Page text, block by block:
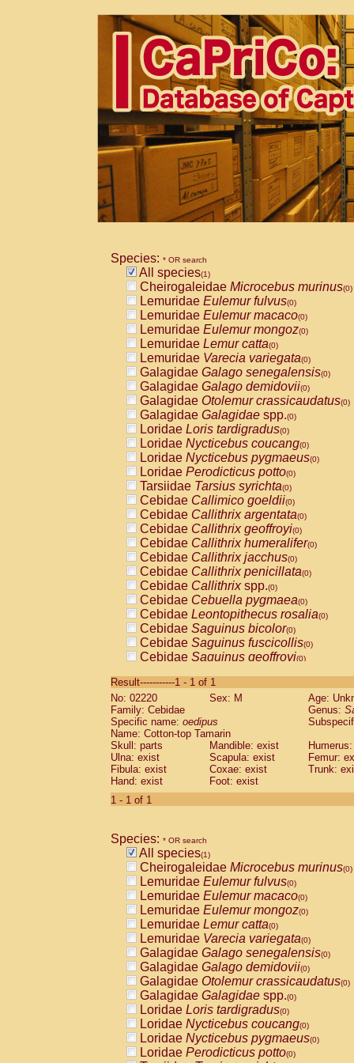
Species: * OR search
All species(1)
Cheirogaleidae Microcebus murinus(0)
Lemuridae Eulemur fulvus(0)
Lemuridae Eulemur macaco(0)
Lemuridae Eulemur mongoz(0)
Lemuridae Lemur catta(0)
Lemuridae Varecia variegata(0)
Galagidae Galago senegalensis(0)
Galagidae Galago demidovii(0)
Galagidae Otolemur crassicaudatus(0)
Galagidae Galagidae spp.(0)
Loridae Loris tardigradus(0)
Loridae Nycticebus coucang(0)
Loridae Nycticebus pygmaeus(0)
Loridae Perodicticus potto(0)
Tarsiidae Tarsius syrichta(0)
Cebidae Callimico goeldii(0)
Cebidae Callithrix argentata(0)
Cebidae Callithrix geoffroyi(0)
Cebidae Callithrix humeralifer(0)
Cebidae Callithrix jacchus(0)
Cebidae Callithrix penicillata(0)
Cebidae Callithrixspp.(0)
Cebidae Cebuella pygmaea(0)
Cebidae Leontopithecus rosalia(0)
Cebidae Saguinus bicolor(0)
Cebidae Saguinus fuscicollis(0)
Cebidae Saguinus geoffroyi(0)
CebidaeSaguinus labiatus(0)
Cebidae Saguinus leucopus (0)
Cebidae
CebidaeSaguinus mystax
Cebidae Saguinus nigricollis (0)
Cebidae Saguinus oedipus
Cebidae Saguinus weddelli
Cebidae Saguinusspp.
Cebidae
CebidaeCebus capucinus
CebidaeCebus nigrivittatus
CebidaeCebus spp.(0)
CebidaeSaimiri boliviensis(0)
CebidaeSaimiri sciureus(0)
AtelidaeAlouatta caraya(0)
AtelidaeAlouatta fusca(0)
AtelidaeAlouatta seniculus(0)
AtelidaeAlouattaspp.(0)
AtelidaeAteles belzebuth(0)
AtelidaeAteles geoffroyi(0)
AtelidaeAteles paniscus(0)
AtelidaeAtelesspp.(0)
AtelidaeLagothrix lagothricha(0)
AtelidaeLagothrix lagothricha cana
PitheciidaeCacajao calvus
Result-----------1 - 1 of 1
No: 02220
Sex: M
Age:
Family: Cebidae
Genus:
Specific name: oedipus
Name: Cotton-top Tamarin
Skull: parts
Mandible: exist
Ulna: exist
Scapula: exist
Femur:
Fibula: exist
Coxae: exist
Trunk:
Hand: exist
Foot: exist
1 - 1 of 1
Species: * OR search
All species(1)
Cheirogaleidae Microcebus murinus(0)
Lemuridae Eulemur fulvus(0)
Lemuridae Eulemur macaco(0)
Lemuridae Eulemur mongoz(0)
Lemuridae Lemur catta(0)
Lemuridae Varecia variegata(0)
Galagidae Galago senegalensis(0)
Galagidae Galago demidovii(0)
Galagidae Otolemur crassicaudatus(0)
Galagidae Galagidae spp.(0)
Loridae Loris tardigradus(0)
Loridae Nycticebus coucang(0)
Loridae Nycticebus pygmaeus(0)
Loridae Perodicticus potto(0)